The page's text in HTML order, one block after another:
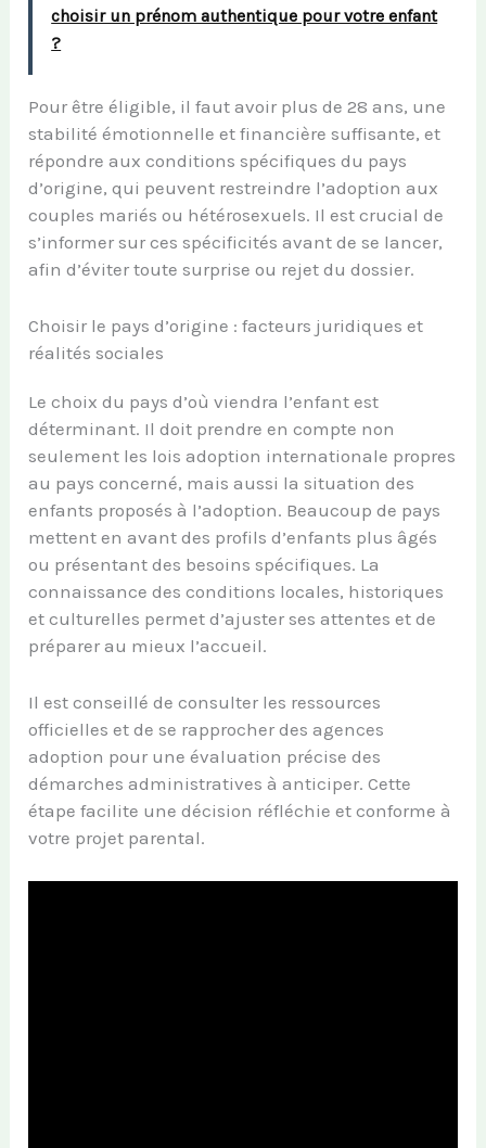
choisir un prénom authentique pour votre enfant
?
Pour être éligible, il faut avoir plus de 28 ans, une
stabilité émotionnelle et financière suffisante, et
répondre aux conditions spécifiques du pays
d’origine, qui peuvent restreindre l’adoption aux
couples mariés ou hétérosexuels. Il est crucial de
s’informer sur ces spécificités avant de se lancer,
afin d’éviter toute surprise ou rejet du dossier.
Choisir le pays d’origine : facteurs juridiques et
réalités sociales
Le choix du pays d’où viendra l’enfant est
déterminant. Il doit prendre en compte non
seulement les lois adoption internationale propres
au pays concerné, mais aussi la situation des
enfants proposés à l’adoption. Beaucoup de pays
mettent en avant des profils d’enfants plus âgés
ou présentant des besoins spécifiques. La
connaissance des conditions locales, historiques
et culturelles permet d’ajuster ses attentes et de
préparer au mieux l’accueil.
Il est conseillé de consulter les ressources
officielles et de se rapprocher des agences
adoption pour une évaluation précise des
démarches administratives à anticiper. Cette
étape facilite une décision réfléchie et conforme à
votre projet parental.